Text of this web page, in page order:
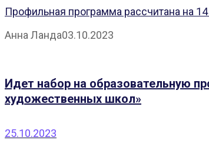
Профильная программа рассчитана на
Анна Ланда03.10.2023
Идет набор на образовательную
художественных школ»
25.10.2023